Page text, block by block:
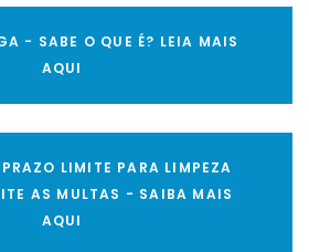
- SABE O QUE É? LEIA MAIS
AQUI
LIMITE PARA LIMPEZA
AS MULTAS - SAIBA MAIS
AQUI